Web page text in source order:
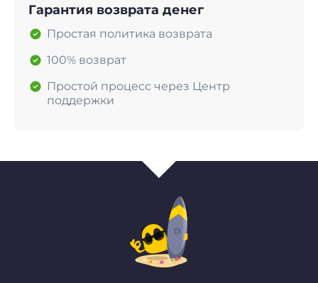
Гарантия возврата денег
Простая политика возврата
100% возврат
Простой процесс через Центр
поддержки